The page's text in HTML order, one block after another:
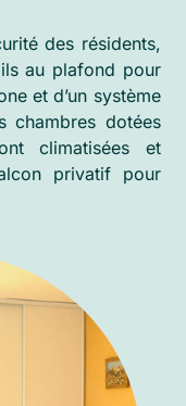
des résidents,
au plafond pour
et d’un système
chambres dotées
climatisées et
privatif pour